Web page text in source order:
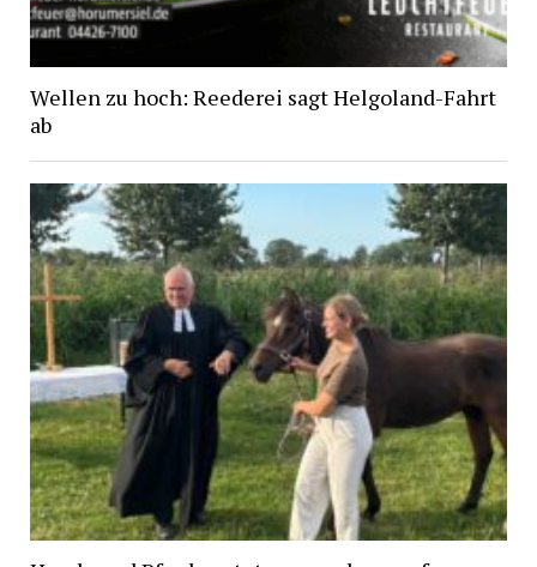
Wellen zu hoch: Reederei sagt Helgoland-Fahrt
ab